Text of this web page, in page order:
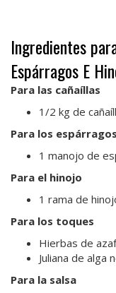
Ingredientes
Espárragos E
Para las cañaíllas
1/2 kg de
Para los espárragos
1 manojo de
Para el hinojo
1 rama de
Para los toques
Hierbas de
Juliana de alga
Para la salsa